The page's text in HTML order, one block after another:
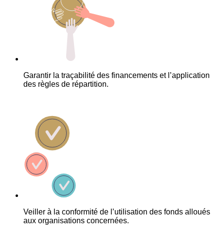
Garantir la traçabilité des financements et l’application
des règles de répartition.
Veiller à la conformité de l’utilisation des fonds alloués
aux organisations concernées.